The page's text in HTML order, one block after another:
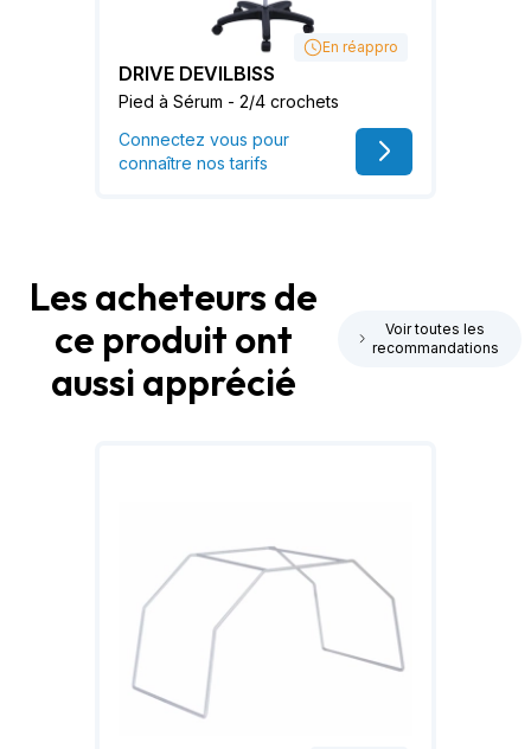
En réappro
DRIVE DEVILBISS
Pied à Sérum - 2/4 crochets
Connectez vous pour
connaître nos tarifs
Les acheteurs de
ce produit ont
aussi apprécié
Voir toutes les
recommandations